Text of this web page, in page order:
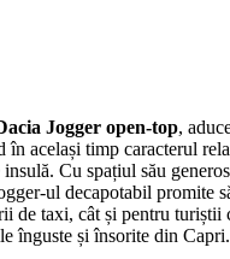
Jogger open-top,
în același timp caracterul
Cu spațiul său
ul decapotabil promite
de taxi, cât și pentru turiștii
înguste și însorite din Capri.